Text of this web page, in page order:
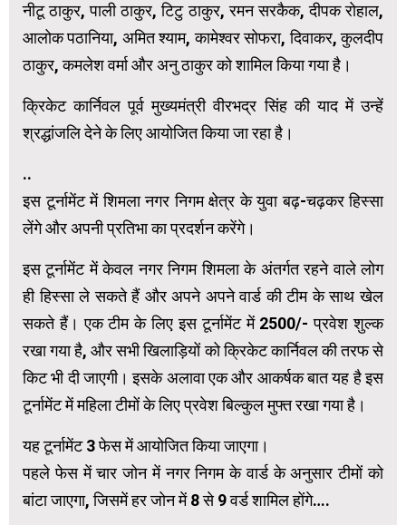
नीटू ठाकुर, पाली ठाकुर, टिटु ठाकुर, रमन सरकैक, दीपक रोहाल,
आलोक पठानिया, अमित श्याम, कामेश्वर सोफरा, दिवाकर, कुलदीप
ठाकुर, कमलेश वर्मा और अनु ठाकुर को शामिल किया गया है।
क्रिकेट कार्निवल पूर्व मुख्यमंत्री वीरभद्र सिंह की याद में उन्हें
श्रद्धांजलि देने के लिए आयोजित किया जा रहा है।
..
इस टूर्नामेंट में शिमला नगर निगम क्षेत्र के युवा बढ़-चढ़कर हिस्सा
लेंगे और अपनी प्रतिभा का प्रदर्शन करेंगे।
इस टूर्नामेंट में केवल नगर निगम शिमला के अंतर्गत रहने वाले लोग
ही हिस्सा ले सकते हैं और अपने अपने वार्ड की टीम के साथ खेल
सकते हैं। एक टीम के लिए इस टूर्नामेंट में ₹2500/- प्रवेश शुल्क
रखा गया है, और सभी खिलाड़ियों को क्रिकेट कार्निवल की तरफ से
किट भी दी जाएगी। इसके अलावा एक और आकर्षक बात यह है इस
टूर्नामेंट में महिला टीमों के लिए प्रवेश बिल्कुल मुफ्त रखा गया है।
यह टूर्नामेंट 3 फेस में आयोजित किया जाएगा।
पहले फेस में चार जोन में नगर निगम के वार्ड के अनुसार टीमों को
बांटा जाएगा, जिसमें हर जोन में 8 से 9 वर्ड शामिल होंगे….